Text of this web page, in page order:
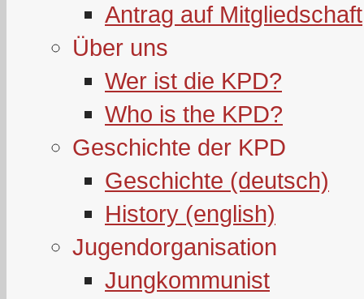
Antrag auf Mitgliedschaft
Über uns
Wer ist die KPD?
Who is the KPD?
Geschichte der KPD
Geschichte (deutsch)
History (english)
Jugendorganisation
Jungkommunist